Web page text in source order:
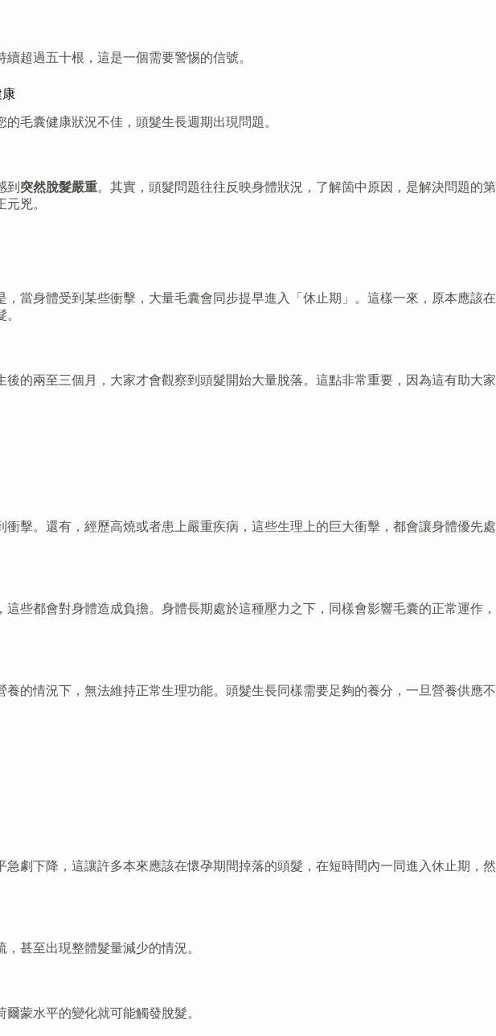
超過五十根，這是一個需要警惕的信號。
康
毛囊健康狀況不佳，頭髮生長週期出現問題。
到 突然脫髮嚴重。其實，頭髮問題往往反映身體狀況，了解箇中原因，是解決問題的第
兇。
當身體受到某些衝擊，大量毛囊會同步提早進入「休止期」。這樣一來，原本應該在
的兩至三個月，大家才會觀察到頭髮開始大量脫落。這點非常重要，因為這有助大家
擊。還有，經歷高燒或者患上嚴重疾病，這些生理上的巨大衝擊，都會讓身體優先處
些都會對身體造成負擔。身體長期處於這種壓力之下，同樣會影響毛囊的正常運作，
的情況下，無法維持正常生理功能。頭髮生長同樣需要足夠的養分，一旦營養供應不
劇下降，這讓許多本來應該在懷孕期間掉落的頭髮，在短時間內一同進入休止期，然
甚至出現整體髮量減少的情況。
蒙水平的變化就可能觸發脫髮。